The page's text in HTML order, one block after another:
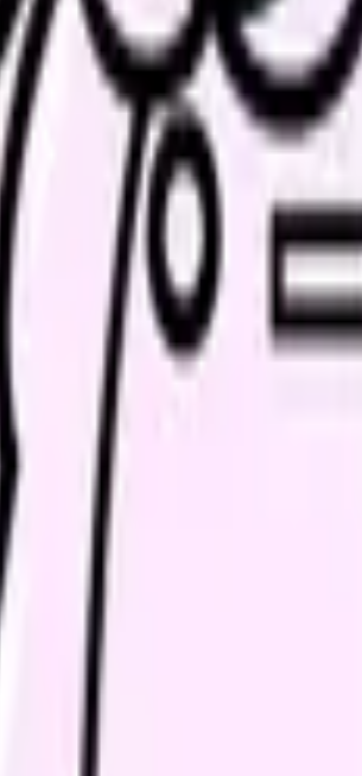
いる期間から、次に見るべき記事と相
次の一歩を整理します。 給料
、今の職場だけの問題か確かめられます